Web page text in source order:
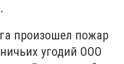
произошел пожар
угодий ООО